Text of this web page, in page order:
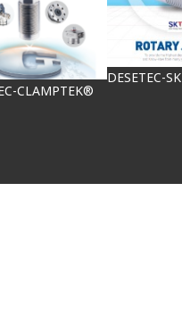
CLAMPTEK®
DESETEC-